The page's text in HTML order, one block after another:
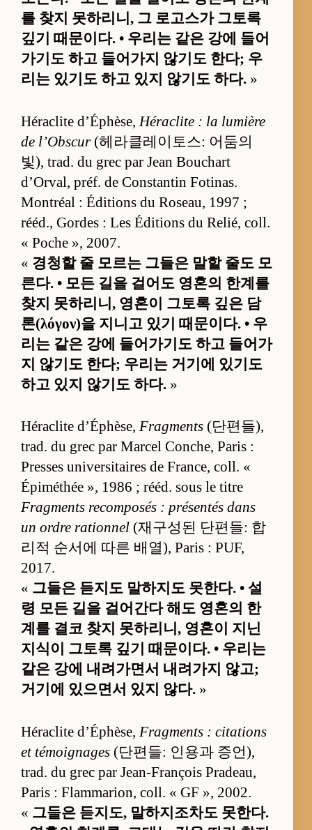
를 찾지 못하리니, 그 로고스가 그토록
깊기 때문이다. • 우리는 같은 강에 들어
가기도 하고 들어가지 않기도 한다; 우
리는 있기도 하고 있지 않기도 하다. »
Héraclite d’Éphèse, Héraclite : la lumière
de l’Obscur(헤라클레이토스: 어둠의
빛), trad. du grec par Jean Bouchart
d’Orval, préf. de Constantin Fotinas.
Montréal : Éditions du Roseau, 1997 ;
rééd., Gordes : Les Éditions du Relié, coll.
« Poche », 2007.
« 경청할 줄 모르는 그들은 말할 줄도 모
른다. • 모든 길을 걸어도 영혼의 한계를
찾지 못하리니, 영혼이 그토록 깊은 담
론(λόγον)을 지니고 있기 때문이다. • 우
리는 같은 강에 들어가기도 하고 들어가
지 않기도 한다; 우리는 거기에 있기도
하고 있지 않기도 하다. »
Héraclite d’Éphèse, Fragments (단편들),
trad. du grec par Marcel Conche, Paris :
Presses universitaires de France, coll. «
Épiméthée », 1986 ; rééd. sous le titre
Fragments recomposés : présentés dans
un ordre rationnel (재구성된 단편들: 합
리적 순서에 따른 배열), Paris : PUF,
2017.
« 그들은 듣지도 말하지도 못한다. • 설
령 모든 길을 걸어간다 해도 영혼의 한
계를 결코 찾지 못하리니, 영혼이 지닌
지식이 그토록 깊기 때문이다. • 우리는
같은 강에 내려가면서 내려가지 않고;
거기에 있으면서 있지 않다. »
Héraclite d’Éphèse, Fragments : citations
et témoignages (단편들: 인용과 증언),
trad. du grec par Jean-François Pradeau,
Paris : Flammarion, coll. « GF », 2002.
« 그들은 듣지도, 말하지조차도 못한다.